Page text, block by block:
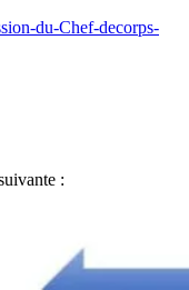
du-Chef-decorps-
: